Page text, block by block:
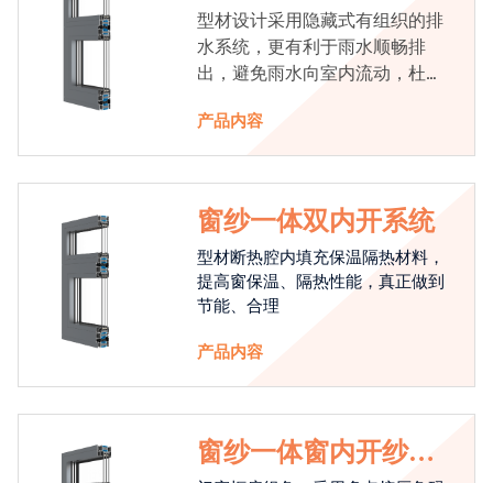
型材设计采用隐藏式有组织的排
水系统，更有利于雨水顺畅排
出，避免雨水向室内流动，杜绝
产品内容
窗纱一体双内开系统
型材断热腔内填充保温隔热材料，
提高窗保温、隔热性能，真正做到
节能、合理
产品内容
窗纱一体窗内开纱外